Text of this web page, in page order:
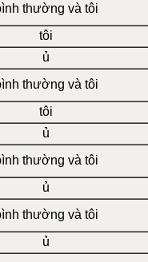
thường và tôi
tôi
ủ
thường và tôi
tôi
ủ
thường và tôi
ủ
thường và tôi
ủ